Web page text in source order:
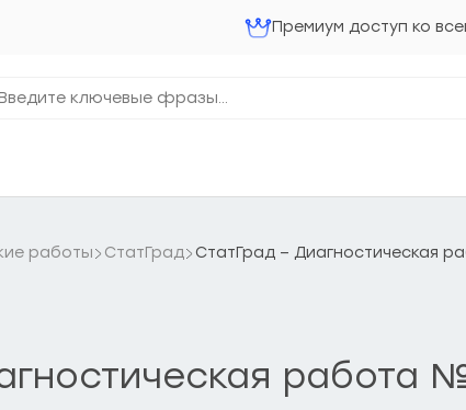
Премиум доступ ко
работы СтатГрад СтатГрад – Диагностическая
работа